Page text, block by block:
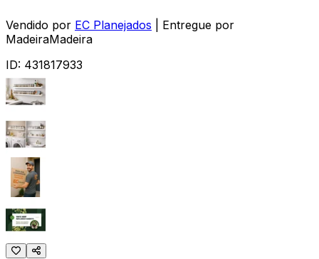
Vendido por EC Planejados
| Entregue por
MadeiraMadeira
ID: 431817933